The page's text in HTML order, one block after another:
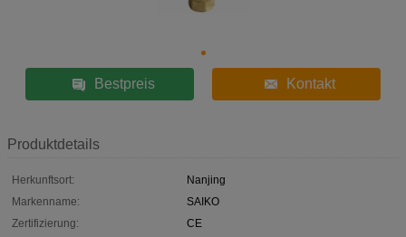
Bestpreis Kontakt
Produktdetails
Herkunftsort:
Nanjing
Markenname:
SAIKO
Zertifizierung:
CE